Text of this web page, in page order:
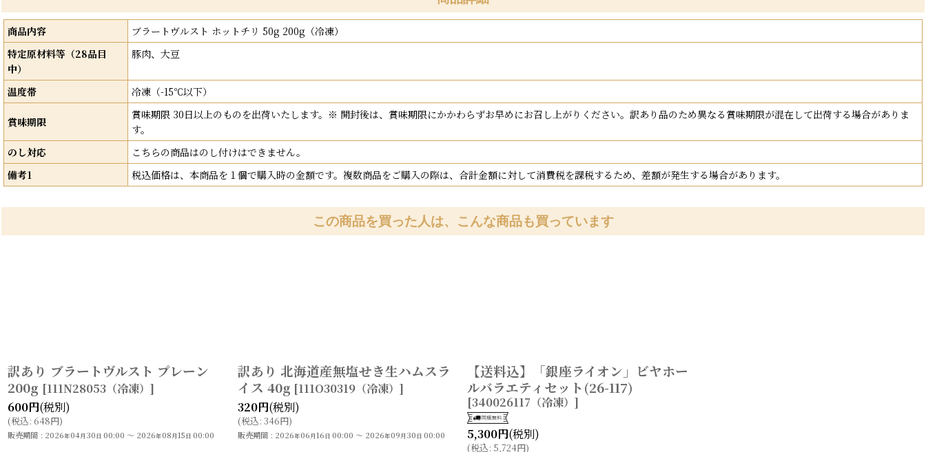
商品内容
ブラートヴルスト ホットチリ 50g 200g（冷凍）
特定原材料等（28品目
中）
豚肉、大豆
温度帯 冷凍（-15℃以下）
賞味期限
賞味期限 30日以上のものを出荷いたします。※ 開封後は、賞味期限にかかわらずお早めにお召し上がりください。訳あり品のため異なる賞味期限が混在して出荷する場合がありま
す。
のし対応
こちらの商品はのし付けはできません。
備考1
税込価格は、本商品を１個で購入時の金額です。複数商品をご購入の際は、合計金額に対して消費税を課税するため、差額が発生する場合があります。
この商品を買った人は、こんな商品も買っています
訳あり ブラートヴルスト プレーン
200g [111N28053（冷凍） ]
600円(税別)
(税込: 648円)
販売期間 : 2026年04月 30日 00:00 ～ 2026年08月15日 00:00
訳あり 北海道産無塩せき生ハムスラ
イス 40g [111O30319（冷凍） ]
320円(税別)
(税込: 346円)
販売期間 : 2026年06月16日 00:00 ～ 2026年09月 30日 00:00
【送料込】「銀座ライオン」ビヤホー
ルバラエティセット(26-117)
[340026117（冷凍） ]
5,300円(税別)
(税込: 5,724円)